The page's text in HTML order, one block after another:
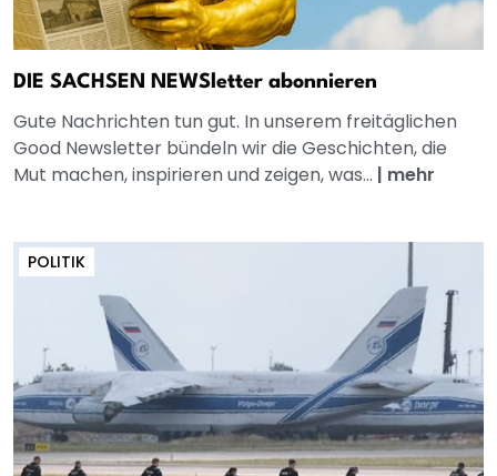
DIE SACHSEN NEWSletter abonnieren
Gute Nachrichten tun gut. In unserem freitäglichen
Good Newsletter bündeln wir die Geschichten, die
Mut machen, inspirieren und zeigen, was... | mehr
POLITIK